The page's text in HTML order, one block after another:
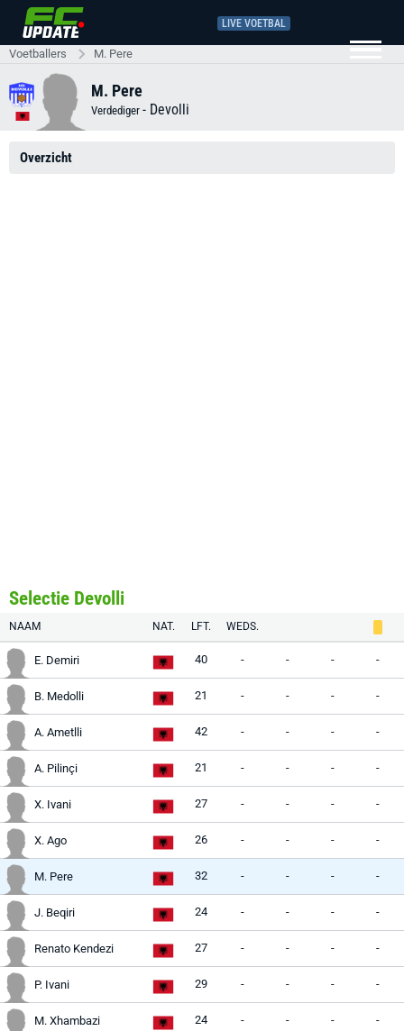
LIVE VOETBAL
Voetballers M. Pere
M. Pere
Verdediger - Devolli
Overzicht
Selectie Devolli
NAAM NAT. LFT. WEDS.
E. Demiri 40 - - - -
B. Medolli 21 - - - -
A. Ametlli 42 - - - -
A. Pilinçi 21 - - - -
X. Ivani 27 - - - -
X. Ago 26 - - - -
M. Pere 32 - - - -
J. Beqiri 24 - - - -
Renato Kendezi 27 - - - -
P. Ivani 29 - - - -
M. Xhambazi 24 - - - -